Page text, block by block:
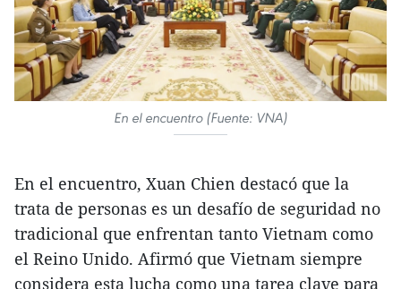
En el encuentro (Fuente: VNA)
En el encuentro, Xuan Chien destacó que la
trata de personas es un desafío de seguridad no
tradicional que enfrentan tanto Vietnam como
el Reino Unido. Afirmó que Vietnam siempre
considera esta lucha como una tarea clave para